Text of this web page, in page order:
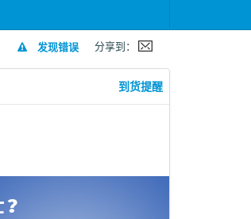
发现错误 分享到：
到货提醒